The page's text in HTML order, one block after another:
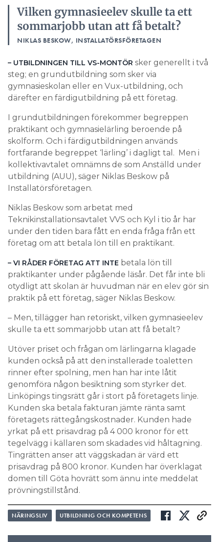
Vilken gymnasieelev skulle ta ett
sommarjobb utan att få betalt?
NIKLAS BESKOW, INSTALLATÖRSFÖRETAGEN
– UTBILDNINGEN TILL VS-MONTÖR sker generellt i två
steg; en grundutbildning som sker via
gymnasieskolan eller en Vux-utbildning, och
därefter en färdigutbildning på ett företag.
I grundutbildningen förekommer begreppen
praktikant och gymnasielärling beroende på
skolform. Och i färdigutbildningen används
fortfarande begreppet ‘lärling’ i dagligt tal. Men i
kollektivavtalet omnämns de som Anställd under
utbildning (AUU), säger Niklas Beskow på
Installatörsföretagen.
Niklas Beskow som arbetat med
Teknikinstallationsavtalet VVS och Kyl i tio år har
under den tiden bara fått en enda fråga från ett
företag om att betala lön till en praktikant.
– VI RÅDER FÖRETAG ATT INTE betala lön till
praktikanter under pågående läsår. Det får inte bli
otydligt att skolan är huvudman när en elev gör sin
praktik på ett företag, säger Niklas Beskow.
– Men, tillägger han retoriskt, vilken gymnasieelev
skulle ta ett sommarjobb utan att få betalt?
Utöver priset och frågan om lärlingarna klagade
kunden också på att den installerade toaletten
rinner efter spolning, men han har inte låtit
genomföra någon besiktning som styrker det.
Linköpings tingsrätt går i stort på företagets linje.
Kunden ska betala fakturan jämte ränta samt
företagets rättegångskostnader. Kunden hade
yrkat på ett prisavdrag på 4 000 kronor för ett
tegelvägg i källaren som skadades vid håltagning.
Tingrätten anser att väggskadan är värd ett
prisavdrag på 800 kronor. Kunden har överklagat
domen till Göta hovrätt som ännu inte meddelat
prövningstillstånd.
NÄRINGSLIV UTBILDNING OCH KOMPETENS